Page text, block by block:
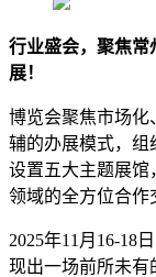
行业盛会，聚焦常
展！
博览会聚焦市场化
辅的办展模式，组
设置五大主题展馆
领域的全方位合作
2025年11月16-18
现出一场前所未有